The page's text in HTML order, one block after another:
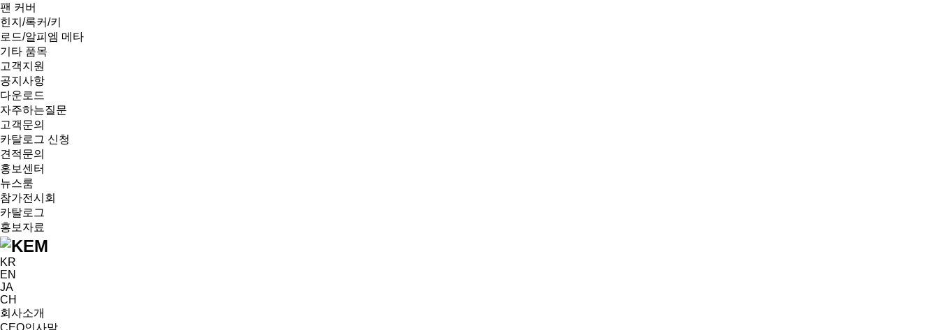
팬 커버
힌지/록커/키
로드/알피엠 메타
기타 품목
고객지원
공지사항
다운로드
자주하는질문
고객문의
카탈로그 신청
견적문의
홍보센터
뉴스룸
참가전시회
카탈로그
홍보자료
KR
EN
JA
CH
회사소개
CEO인사말